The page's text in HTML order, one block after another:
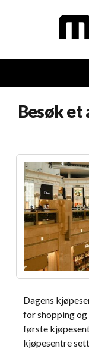
Besøk et
Dagens
for shopping
første
kjøpesentre